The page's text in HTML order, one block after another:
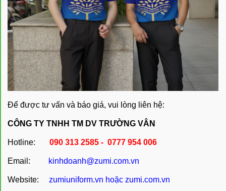
Để được tư vấn và báo giá, vui lòng liên hệ:
CÔNG TY TNHH TM DV TRƯỜNG VÂN
Hotline: 090 313 2585 - 0777 954 006
Email: kinhdoanh@zumi.com.vn
Website: zumiuniform.vn hoặc zumi.com.vn